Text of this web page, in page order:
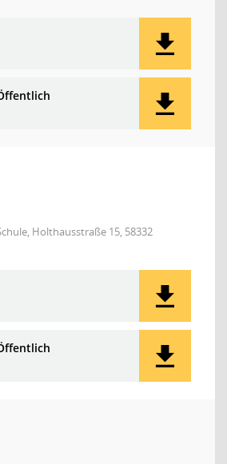
Holthausstraße 15, 58332